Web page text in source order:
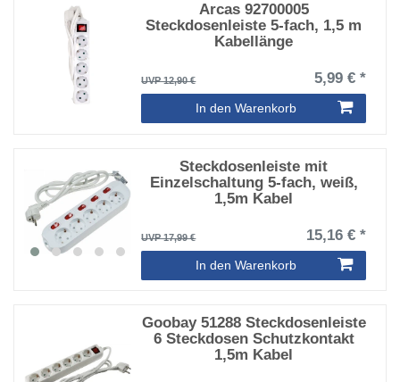
Arcas 92700005
Steckdosenleiste 5-fach, 1,5 m
Kabellänge
UVP 12,90 € 5,99 € *
In den Warenkorb
Steckdosenleiste mit
Einzelschaltung 5-fach, weiß,
1,5m Kabel
UVP 17,99 € 15,16 € *
In den Warenkorb
Goobay 51288 Steckdosenleiste
6 Steckdosen Schutzkontakt
1,5m Kabel